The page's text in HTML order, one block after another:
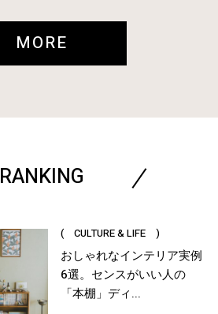
MORE
RANKING
( CULTURE & LIFE )
おしゃれなインテリア実例
6選。センスがいい人の
「本棚」ディ...